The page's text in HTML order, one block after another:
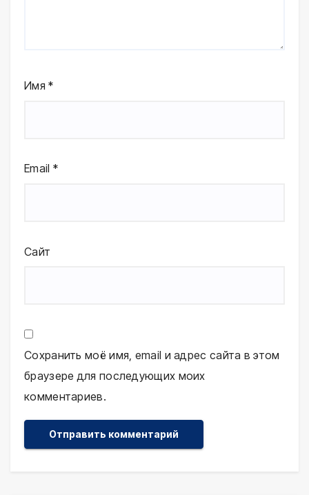
Имя*
Email *
Сайт
Сохранить моё имя, email и адрес сайта в этом
браузере для последующих моих
комментариев.